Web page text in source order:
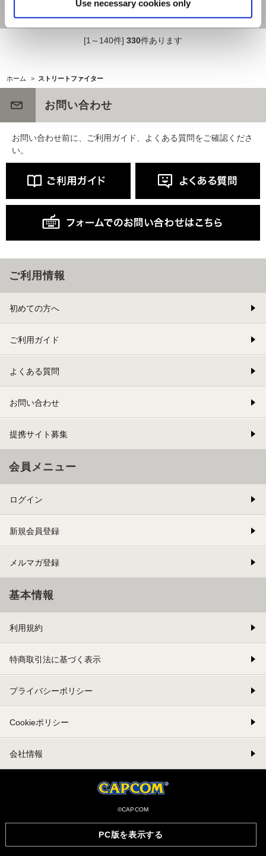
Use necessary cookies only
[1～140件] 330件あります
ホーム > ストリートファイター
PC版を表示する
お問い合わせ
お問い合わせ前に、ご利用ガイド、よくある質問をご確認くださ
い。
ご利用情報
初めての方へ
ご利用ガイド
よくある質問
お問い合わせ
提携サイト募集
会員メニュー
ログイン
新規会員登録
メルマガ登録
基本情報
利用規約
特商取引法に基づく表示
プライバシーポリシー
Cookieポリシー
会社情報
©CAPCOM